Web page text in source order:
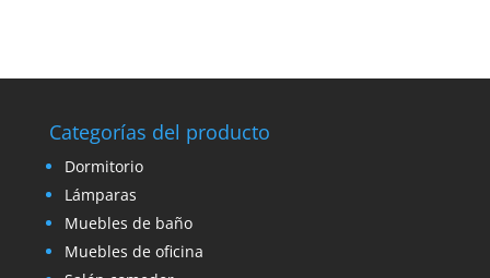
Categorías del producto
Dormitorio
Lámparas
Muebles de baño
Muebles de oficina